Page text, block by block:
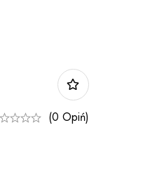
(0 Opiń)